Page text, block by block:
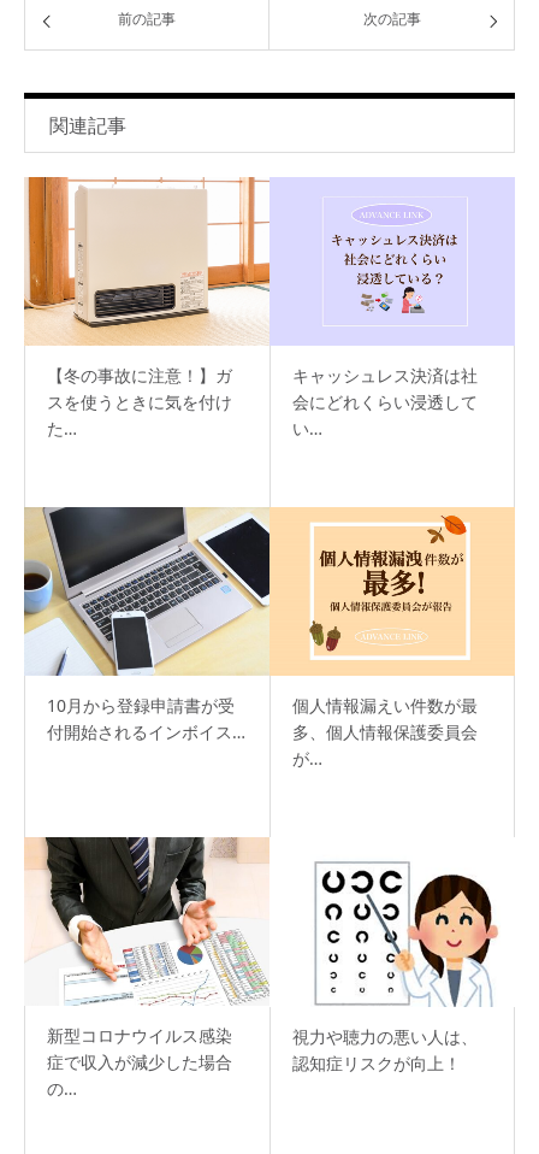
前の記事 次の記事
関連記事
【冬の事故に注意！】ガ
スを使うときに気を付け
た…
キャッシュレス決済は社
会にどれくらい浸透して
い…
10月から登録申請書が受
付開始されるインボイス…
個人情報漏えい件数が最
多、個人情報保護委員会
が…
新型コロナウイルス感染
症で収入が減少した場合
の…
視力や聴力の悪い人は、
認知症リスクが向上！